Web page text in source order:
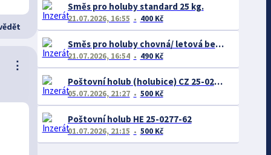
⋮
Směs pro holuby standard 25 kg.
21.07.2026, 16:55 400 Kč
Směs pro holuby chovná/ letová bez pšenice 25 kg.
21.07.2026, 16:54 490 Kč
Poštovní holub (holubice) CZ 25-0277-62
05.07.2026, 21:27 500 Kč
Poštovní holub HE 25-0277-62
01.07.2026, 21:15 500 Kč